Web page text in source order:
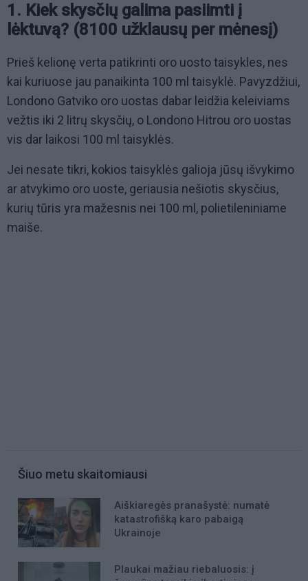
1. Kiek skysčių galima pasiimti į
lėktuvą? (8100 užklausų per mėnesį)
Prieš kelionę verta patikrinti oro uosto taisykles, nes
kai kuriuose jau panaikinta 100 ml taisyklė. Pavyzdžiui,
Londono Gatviko oro uostas dabar leidžia keleiviams
vežtis iki 2 litrų skysčių, o Londono Hitrou oro uostas
vis dar laikosi 100 ml taisyklės.
Jei nesate tikri, kokios taisyklės galioja jūsų išvykimo
ar atvykimo oro uoste, geriausia nešiotis skysčius,
kurių tūris yra mažesnis nei 100 ml, polietileniniame
maiše.
Šiuo metu skaitomiausi
Aiškiaregės pranašystė: numatė
katastrofišką karo pabaigą
Ukrainoje
Plaukai mažiau riebaluosis: į